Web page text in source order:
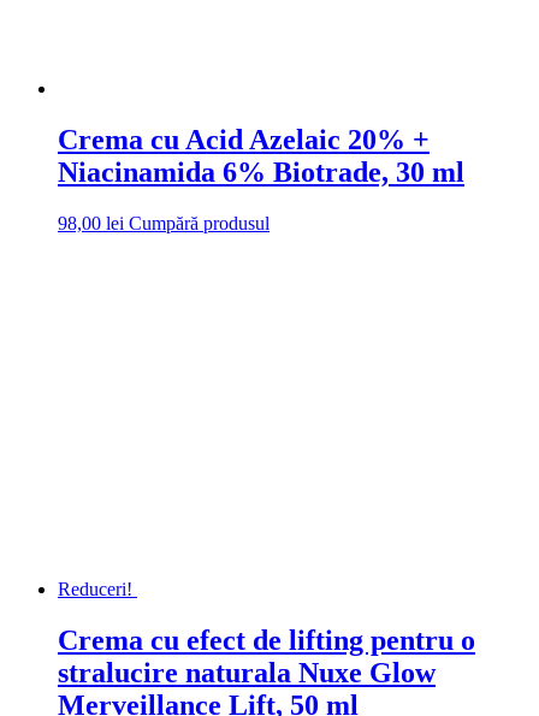
Crema cu Acid Azelaic 20% +
Niacinamida 6% Biotrade, 30 ml
98,00 lei Cumpără produsul
Reduceri!
Crema cu efect de lifting pentru o
stralucire naturala Nuxe Glow
Merveillance Lift, 50 ml